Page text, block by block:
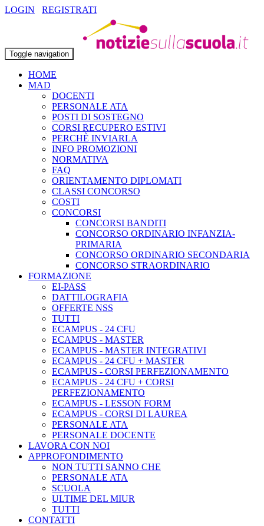
LOGIN REGISTRATI
Toggle navigation
HOME
MAD
DOCENTI
PERSONALE ATA
POSTI DI SOSTEGNO
CORSI RECUPERO ESTIVI
PERCHÈ INVIARLA
INFO PROMOZIONI
NORMATIVA
FAQ
ORIENTAMENTO DIPLOMATI
CLASSI CONCORSO
COSTI
CONCORSI
CONCORSI BANDITI
CONCORSO ORDINARIO INFANZIA-
PRIMARIA
CONCORSO ORDINARIO SECONDARIA
CONCORSO STRAORDINARIO
FORMAZIONE
EI-PASS
DATTILOGRAFIA
OFFERTE NSS
TUTTI
ECAMPUS - 24 CFU
ECAMPUS - MASTER
ECAMPUS - MASTER INTEGRATIVI
ECAMPUS - 24 CFU + MASTER
ECAMPUS - CORSI PERFEZIONAMENTO
ECAMPUS - 24 CFU + CORSI
PERFEZIONAMENTO
ECAMPUS - LESSON FORM
ECAMPUS - CORSI DI LAUREA
PERSONALE ATA
PERSONALE DOCENTE
LAVORA CON NOI
APPROFONDIMENTO
NON TUTTI SANNO CHE
PERSONALE ATA
SCUOLA
ULTIME DEL MIUR
TUTTI
CONTATTI